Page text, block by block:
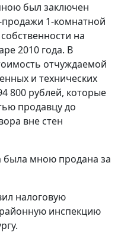
был заключен
1-комнатной
на
2010 года. В
отчуждаемой
и технических
800 рублей, которые
продавцу до
вне стен
была мною продана за
налоговую
инспекцию